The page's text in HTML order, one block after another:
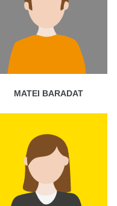
MATEI BARADAT